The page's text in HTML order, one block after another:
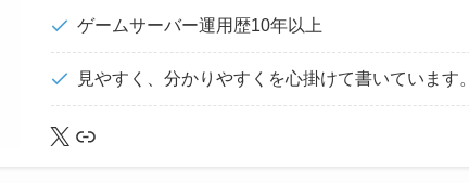
ゲームサーバー運用歴10年以上
見やすく、分かりやすくを心掛けて書いています。
X lit.link